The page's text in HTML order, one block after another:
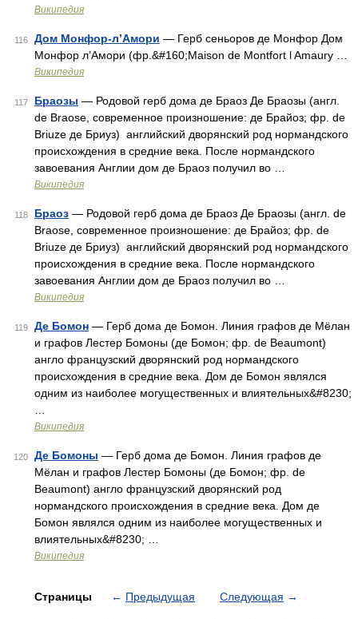
Википедия
116 Дом Монфор-л’Амори — Герб сеньоров де Монфор Дом
Монфор л’Амори (фр.&#160;Maison de Montfort l Amaury …
Википедия
117 Браозы — Родовой герб дома де Браоз Де Браозы (англ.
de Braose, современное произношение: де Брайоз; фр. de
Briuze де Бриуз) английский дворянский род нормандского
происхождения в средние века. После нормандского
завоевания Англии дом де Браоз получил во …
Википедия
118 Браоз — Родовой герб дома де Браоз Де Браозы (англ. de
Braose, современное произношение: де Брайоз; фр. de
Briuze де Бриуз) английский дворянский род нормандского
происхождения в средние века. После нормандского
завоевания Англии дом де Браоз получил во …
Википедия
119 Де Бомон — Герб дома де Бомон. Линия графов де Мёлан
и графов Лестер Бомоны (де Бомон; фр. de Beaumont)
англо французский дворянский род нормандского
происхождения в средние века. Дом де Бомон являлся
одним из наиболее могущественных и влиятельных&#8230;
Википедия
120 Де Бомоны — Герб дома де Бомон. Линия графов де
Мёлан и графов Лестер Бомоны (де Бомон; фр. de
Beaumont) англо французский дворянский род
нормандского происхождения в средние века. Дом де
Бомон являлся одним из наиболее могущественных и
влиятельных&#8230; …
Википедия
Страницы ← Предыдущая Следующая →